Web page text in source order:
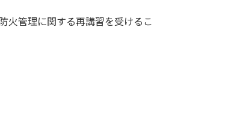
火管理に関する再講習を受けるこ